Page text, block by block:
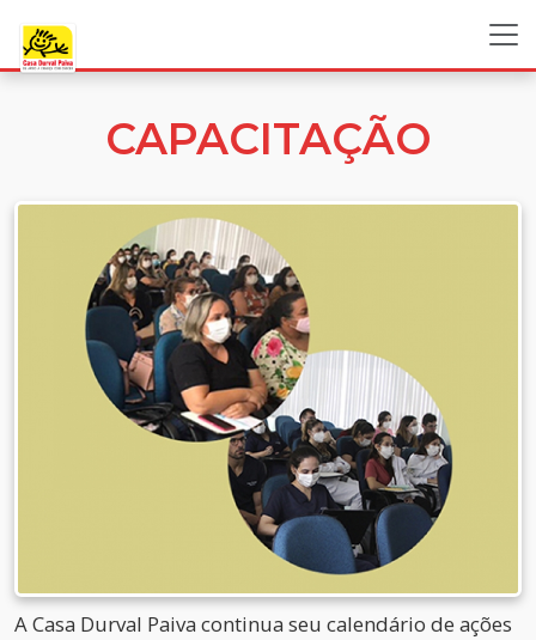
CAPACITAÇÃO
A Casa Durval Paiva continua seu calendário de ações